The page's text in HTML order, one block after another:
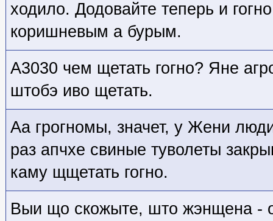
ходило. Додовайте теперь и
коришневым а бурым.
А3030 чем щетать гогно? Яне
штобэ иво щетать.
Аа грогномы, значет, у Жени
раз апчхе свиные туволеты
каму щщетать гогно.
Выи що скожыте, што жэнщена -